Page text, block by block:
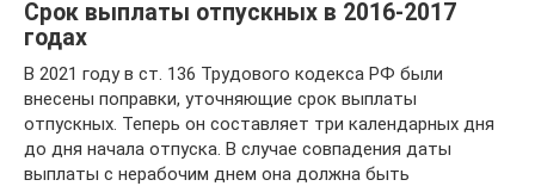
Срок выплаты отпускных в 2016-2017
годах
В 2021 году в ст. 136 Трудового кодекса РФ были
внесены поправки, уточняющие срок выплаты
отпускных. Теперь он составляет три календарных дня
до дня начала отпуска. В случае совпадения даты
выплаты с нерабочим днем она должна быть